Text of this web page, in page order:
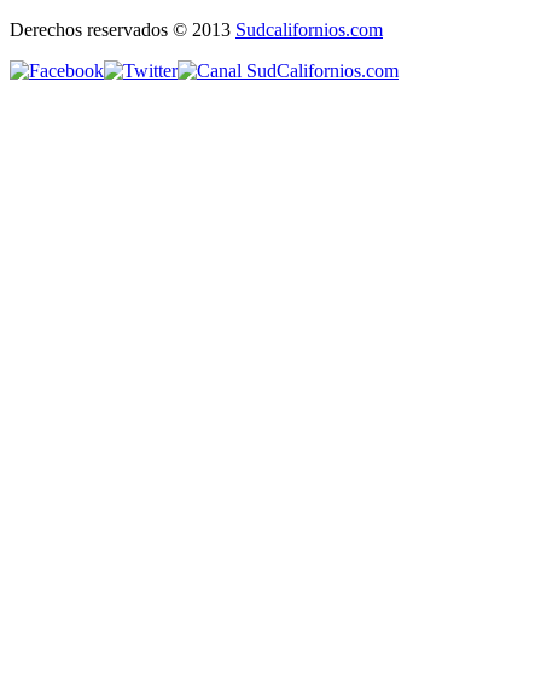
Derechos reservados © 2013 Sudcalifornios.com